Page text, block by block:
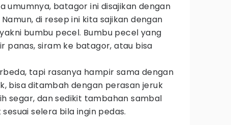
umumnya, batagor ini disajikan dengan
di resep ini kita sajikan dengan
bumbu pecel. Bumbu pecel yang
panas, siram ke batagor, atau bisa
tapi rasanya hampir sama dengan
bisa ditambah dengan perasan jeruk
segar, dan sedikit tambahan sambal
selera bila ingin pedas.